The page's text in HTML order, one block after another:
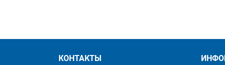
КОНТАКТЫ